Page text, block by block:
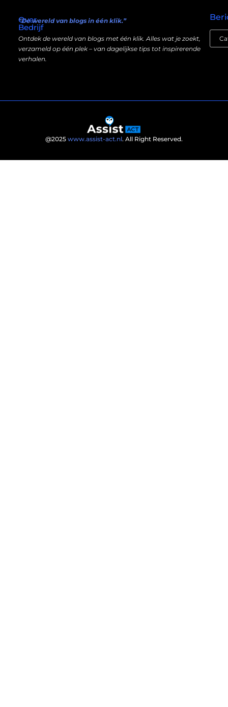
Over
Bedrijf
“De wereld van blogs in één klik.”
Ontdek de wereld van blogs met één klik. Alles wat je zoekt,
verzameld op één plek – van dagelijkse tips tot inspirerende
verhalen.
@2025 www.assist-act.nl. All Right Reserved.